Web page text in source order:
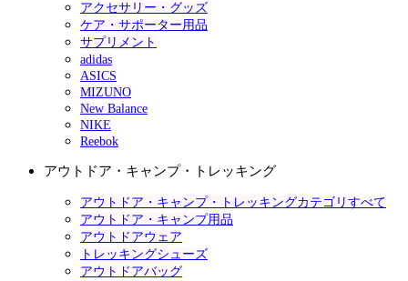
アクセサリー・グッズ
ケア・サポーター用品
サプリメント
adidas
ASICS
MIZUNO
New Balance
NIKE
Reebok
アウトドア・キャンプ・トレッキング
アウトドア・キャンプ・トレッキングカテゴリすべて
アウトドア・キャンプ用品
アウトドアウェア
トレッキングシューズ
アウトドアバッグ